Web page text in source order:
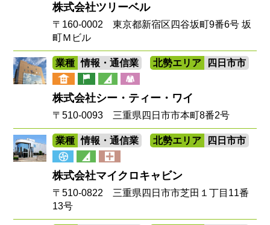
株式会社ツリーベル
〒160-0002 東京都新宿区四谷坂町9番6号 坂
町Ｍビル
業種 情報・通信業 北勢エリア 四日市市
株式会社シー・ティー・ワイ
〒510-0093 三重県四日市市本町8番2号
業種 情報・通信業 北勢エリア 四日市市
株式会社マイクロキャビン
〒510-0822 三重県四日市市芝田１丁目11番
13号